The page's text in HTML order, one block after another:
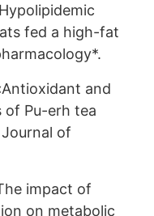
fed a high-fat
and
Pu-erh tea
of
impact of
on metabolic